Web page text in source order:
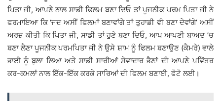
ਪਿਤਾ ਜੀ, ਆਪਣੇ ਨਾਲ ਸਾਡੀ ਫਿਲਮ ਬਣਾ ਦਿਓ ਤਾਂ ਪੂਜਨੀਕ ਪਰਮ ਪਿਤਾ ਜੀ ਨੇ
ਫਰਮਾਇਆ ਕਿ ‘ਜਦ ਅਸੀਂ ਫਿਲਮਾਂ ਬਣਾਵਾਂਗੇ ਤਾਂ ਤੁਹਾਡੀ ਵੀ ਬਣਾ ਦੇਵਾਂਗੇ’ ਅਸੀਂ
ਅਰਜ਼ ਕੀਤੀ ਕਿ ਪਿਤਾ ਜੀ, ਸਾਡੀ ਤਾਂ ਹੁਣੇ ਬਣਾ ਦਿਓ, ਆਪ ਆਪਣੀ ਬਾਅਦ ’ਚ
ਬਣਾ ਲੈਣਾ ਪੂਜਨੀਕ ਪਰਮਪਿਤਾ ਜੀ ਨੇ ਉਸੇ ਸ਼ਾਮ ਨੂੰ ਫਿਲਮ ਬਣਾਉਣ (ਕੈਮਰੇ) ਵਾਲੇ
ਭਾਈ ਨੂੰ ਬੁਲਾ ਲਿਆ ਅਤੇ ਸਾਡੀ ਸਾਰੀਆਂ ਸੇਵਾਦਾਰ ਭੈਣਾਂ ਦੀ ਆਪਣੇ ਪਵਿੱਤਰ
ਕਰ-ਕਮਲਾਂ ਨਾਲ ਇੱਕ-ਇੱਕ ਕਰਕੇ ਸਾਰਿਆਂ ਦੀ ਫਿਲਮ ਬਣਾਈ, ਫੋਟੋ ਲਈ।